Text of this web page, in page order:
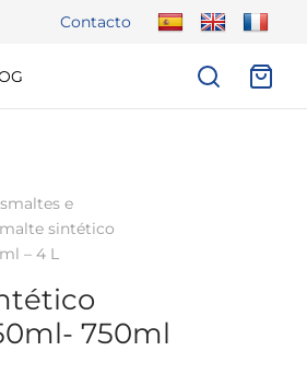
Contacto
e
sintético
– 4 L
750ml